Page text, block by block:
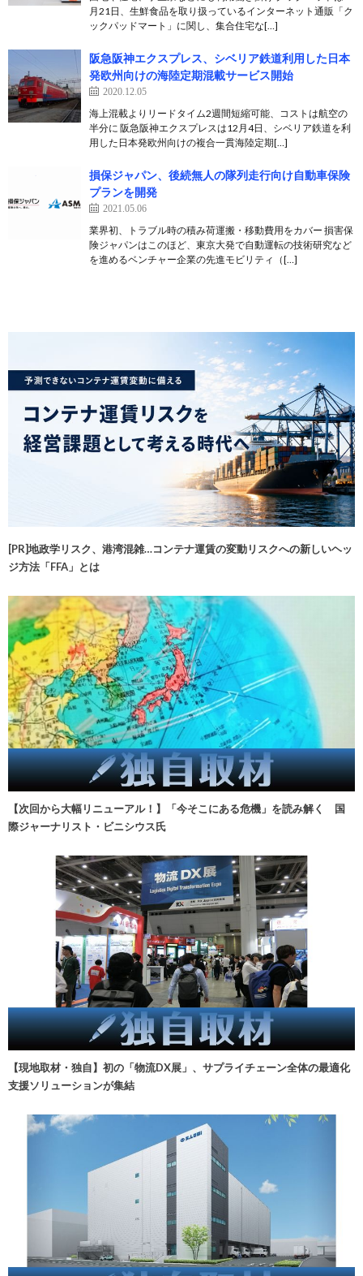
月21日、生鮮食品を取り扱っているインターネット通販「ク
ックパッドマート」に関し、集合住宅な[…]
阪急阪神エクスプレス、シベリア鉄道利用した日本
発欧州向けの海陸定期混載サービス開始
2020.12.05
海上混載よりリードタイム2週間短縮可能、コストは航空の
半分に 阪急阪神エクスプレスは12月4日、シベリア鉄道を利
用した日本発欧州向けの複合一貫海陸定期[…]
損保ジャパン、後続無人の隊列走行向け自動車保険
プランを開発
2021.05.06
業界初、トラブル時の積み荷運搬・移動費用をカバー 損害保
険ジャパンはこのほど、東京大発で自動運転の技術研究など
を進めるベンチャー企業の先進モビリティ（[…]
[PR]地政学リスク、港湾混雑…コンテナ運賃の変動リスクへの新しいヘッ
ジ方法「FFA」とは
【次回から大幅リニューアル！】「今そこにある危機」を読み解く 国
際ジャーナリスト・ビニシウス氏
【現地取材・独自】初の「物流DX展」、サプライチェーン全体の最適化
支援ソリューションが集結